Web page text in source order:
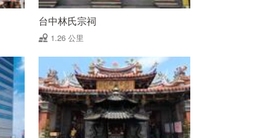
台中林氏宗祠
1.26 公里